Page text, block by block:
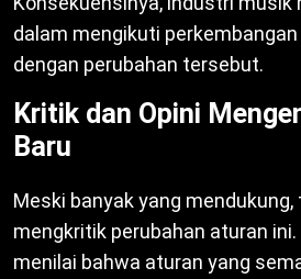
dalam mengikuti
dengan perubahan tersebut.
Kritik dan Opini
Baru
Meski banyak yang
mengkritik perubahan aturan
menilai bahwa aturan yang